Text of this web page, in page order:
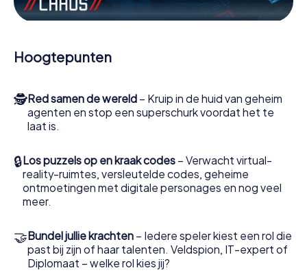
Werk samen als een team, onderschep vijandige
spionnen en lok de handlangers van de schurk naar je toe.
excelleren om de slechteriken te stoppen. In
tegenstelling tot James Bond en Co. zullen jouw daden
jezelf en jouw team in de hoogste score van Regina en
krijg toegang tot jouw eigen fotogalerij. De escape game
van myCityHunt verandert Regina in jouw eigen
wereld van spionage en geheime agenten en verander
Regina in een escaperoom in de buitenlucht!
Hoogtepunten
🕵Red samen de wereld – Kruip in de huid van geheim
agenten en stop een superschurk voordat het te
laat is.
🔒Los puzzels op en kraak codes – Verwacht virtual-
reality-ruimtes, versleutelde codes, geheime
ontmoetingen met digitale personages en nog veel
meer.
🤝Bundel jullie krachten – Iedere speler kiest een rol die
past bij zijn of haar talenten. Veldspion, IT-expert of
Diplomaat – welke rol kies jij?